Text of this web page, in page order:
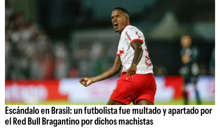
Escándalo en Brasil: un futbolista fue multado y apartado por
el Red Bull Bragantino por dichos machistas